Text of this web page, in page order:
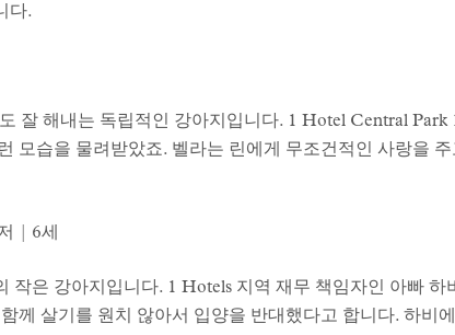
다.
잘 해내는 독립적인 강아지입니다. 1 Hotel Central
모습을 물려받았죠. 벨라는 린에게 무조건적인 사랑을
| 6세
작은 강아지입니다. 1 Hotels 지역 재무 책임자인 아빠
께 살기를 원치 않아서 입양을 반대했다고 합니다. 하비